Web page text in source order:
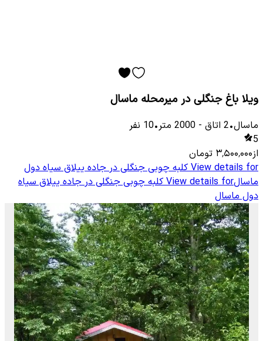
ویلا باغ جنگلی در میرمحله ماسال
ماسال•
2 اتاق -
2000 متر•
10 نفر
5
از۳٬۵۰۰٬۰۰۰ تومان
View details for کلبه چوبی جنگلی در جاده ییلاق سیاه دول
ماسالView details for کلبه چوبی جنگلی در جاده ییلاق سیاه
دول ماسال